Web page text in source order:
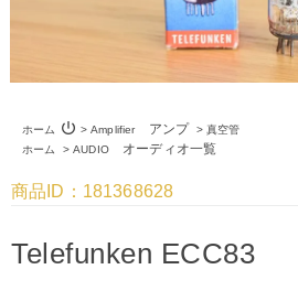
ホーム >
power_settings_new Amplifierアンプ > 真空管
ホーム
>AUDIOオーディオ一覧
商品ID：181368628
Telefunken ECC83